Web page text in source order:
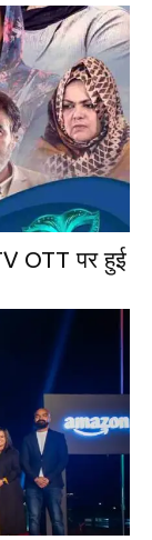
OTT पर हुई